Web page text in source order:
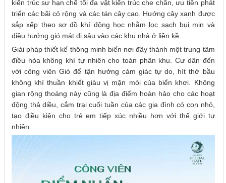
kiến trúc sư hạn chế tối đa vật kiến trúc che chắn, ưu tiên phát
triển các bãi cỏ rộng và các tán cây cao. Hướng cây xanh được
sắp xếp theo sơ đồ khí động học nhằm lọc sạch bụi mịn và
điều hướng gió mát đi sâu vào các khu nhà ở liền kề.
Giải pháp thiết kế thông minh biến nơi đây thành một trung tâm
điều hòa không khí tự nhiên cho toàn phân khu. Cư dân đến
với công viên Gió để tận hưởng cảm giác tự do, hít thở bầu
không khí thuần khiết giàu vị mặn mòi của biển khơi. Không
gian rộng thoáng này cũng là địa điểm hoàn hảo cho các hoạt
động thả diều, cắm trại cuối tuần của các gia đình có con nhỏ,
tạo điều kiện cho trẻ em tiếp xúc nhiều hơn với thế giới tự
nhiên.